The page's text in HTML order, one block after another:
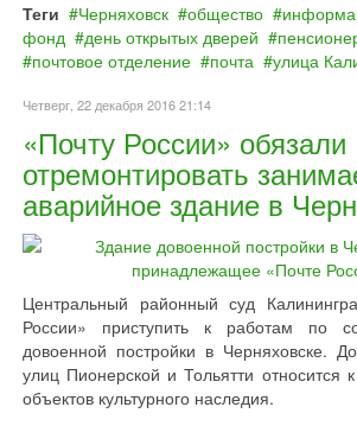
Теги
Черняховск общество
фонд
день открытых дверей
почтовое отделение
почта улица
Четверг, 22 декабря 2016 21:14
«Почту России» обязали
отремонтировать
аварийное здание в
Центральный районный суд
России» приступить к работам по
довоенной постройки в Черняховске.
улиц Пионерской и Тольятти относится
объектов культурного наследия.